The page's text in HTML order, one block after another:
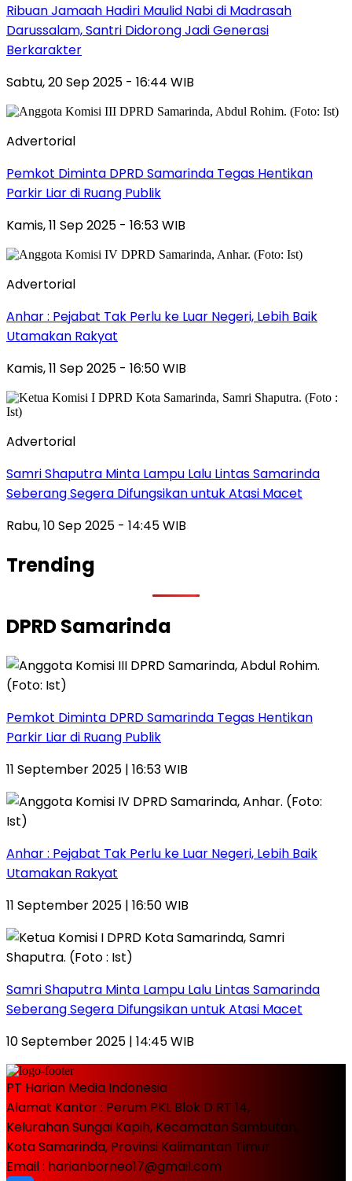
Ribuan Jamaah Hadiri Maulid Nabi di Madrasah
Darussalam, Santri Didorong Jadi Generasi
Berkarakter
Sabtu, 20 Sep 2025 - 16:44 WIB
Advertorial
Pemkot Diminta DPRD Samarinda Tegas Hentikan
Parkir Liar di Ruang Publik
Kamis, 11 Sep 2025 - 16:53 WIB
Advertorial
Anhar : Pejabat Tak Perlu ke Luar Negeri, Lebih Baik
Utamakan Rakyat
Kamis, 11 Sep 2025 - 16:50 WIB
Advertorial
Samri Shaputra Minta Lampu Lalu Lintas Samarinda
Seberang Segera Difungsikan untuk Atasi Macet
Rabu, 10 Sep 2025 - 14:45 WIB
Trending
DPRD Samarinda
Pemkot Diminta DPRD Samarinda Tegas Hentikan
Parkir Liar di Ruang Publik
11 September 2025 | 16:53 WIB
Anhar : Pejabat Tak Perlu ke Luar Negeri, Lebih Baik
Utamakan Rakyat
11 September 2025 | 16:50 WIB
Samri Shaputra Minta Lampu Lalu Lintas Samarinda
Seberang Segera Difungsikan untuk Atasi Macet
10 September 2025 | 14:45 WIB
PT Harian Media Indonesia
Alamat Kantor : Perum PKL Blok D RT 14,
Kelurahan Sungai Kapih, Kecamatan Sambutan,
Kota Samarinda, Provinsi Kalimantan Timur
Email : harianborneo17@gmail.com